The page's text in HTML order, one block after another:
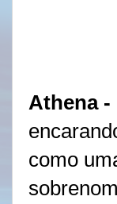
Athena -
como